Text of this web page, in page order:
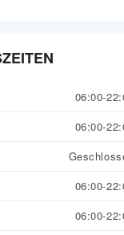
06:00-
06:00-
06:00-
06:00-